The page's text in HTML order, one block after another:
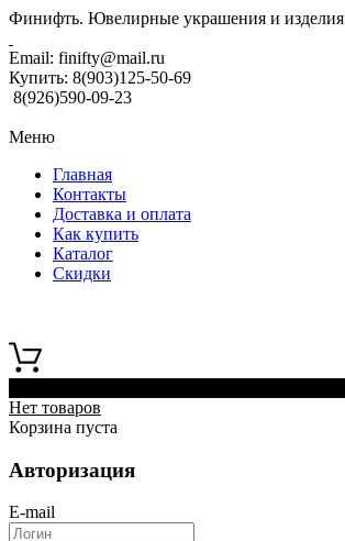
Финифть. Ювелирные украшения и изделия
Email: finifty@mail.ru
Купить: 8(903)125-50-69
8(926)590-09-23
Меню
Главная
Контакты
Доставка и оплата
Как купить
Каталог
Скидки
Нет товаров
Корзина пуста
Авторизация
E-mail